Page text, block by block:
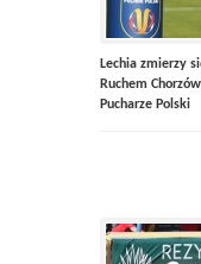
Lechia zmierzy
Ruchem
Pucharze Polski